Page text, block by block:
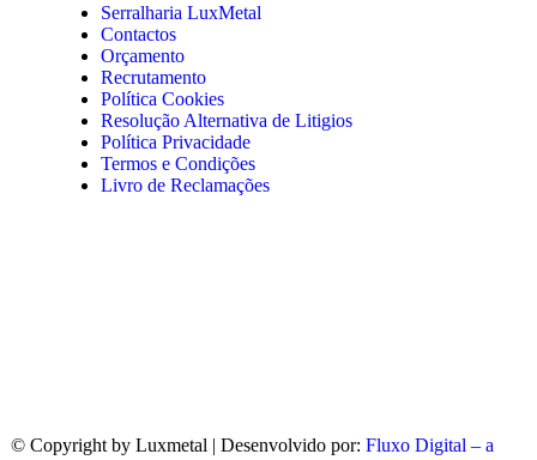
Serralharia LuxMetal
Contactos
Orçamento
Recrutamento
Política Cookies
Resolução Alternativa de Litigios
Política Privacidade
Termos e Condições
Livro de Reclamações
© Copyright by Luxmetal | Desenvolvido por: Fluxo Digital – a